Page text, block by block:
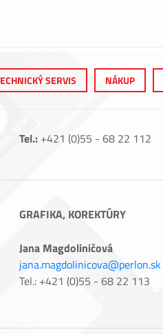
SERVIS NÁKUP
Tel.: +421 (0)55 - 68 22 112
GRAFIKA, KOREKTÚRY
Jana Magdoliničová
jana.magdolinicova@perlon.sk
Tel.: +421 (0)55 - 68 22 113